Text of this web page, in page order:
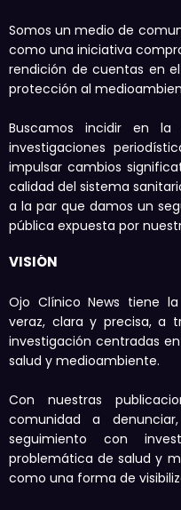
Somos un medio de
como una iniciativa
rendición de cuentas en
protección al
Buscamos incidir en
investigaciones
impulsar cambios
calidad del sistema
a la par que damos un
pública expuesta por
VISIÓN
Ojo Clínico News tiene
veraz, clara y precisa, a
investigación centradas
salud y medioambiente.
Con nuestras
comunidad a
seguimiento con
problemática de salud y
como una forma de